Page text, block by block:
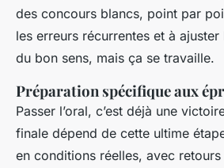
des concours blancs, point par
les erreurs récurrentes et à ajuster
du bon sens, mais ça se travaille.
Préparation spécifique aux
Passer l’oral, c’est déjà une
finale dépend de cette ultime
en conditions réelles, avec